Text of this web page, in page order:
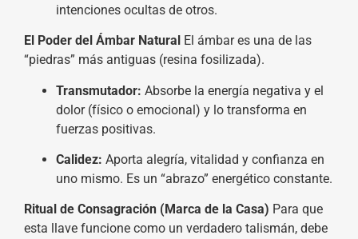
intenciones ocultas de otros.
El Poder del Ámbar Natural El ámbar es una de las
“piedras” más antiguas (resina fosilizada).
Transmutador: Absorbe la energía negativa y el
dolor (físico o emocional) y lo transforma en
fuerzas positivas.
Calidez: Aporta alegría, vitalidad y confianza en
uno mismo. Es un “abrazo” energético constante.
Ritual de Consagración (Marca de la Casa) Para que
esta llave funcione como un verdadero talismán, debe